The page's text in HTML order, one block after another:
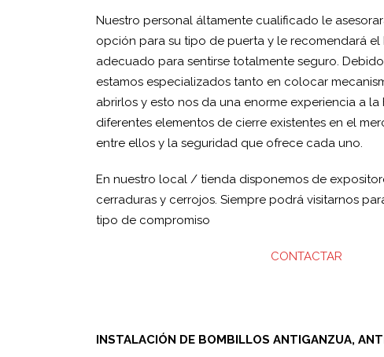
Nuestro personal áltamente cualificado le
opción para su tipo de puerta y le recomendará
adecuado para sentirse totalmente seguro.
estamos especializados tanto en colocar
abrirlos y esto nos da una enorme experiencia a
diferentes elementos de cierre existentes en el
entre ellos y la seguridad que ofrece cada uno.
En nuestro local / tienda disponemos de
cerraduras y cerrojos. Siempre podrá visitarnos
tipo de compromiso
CONTACTAR
INSTALACIÓN DE BOMBILLOS ANTIGANZUA,